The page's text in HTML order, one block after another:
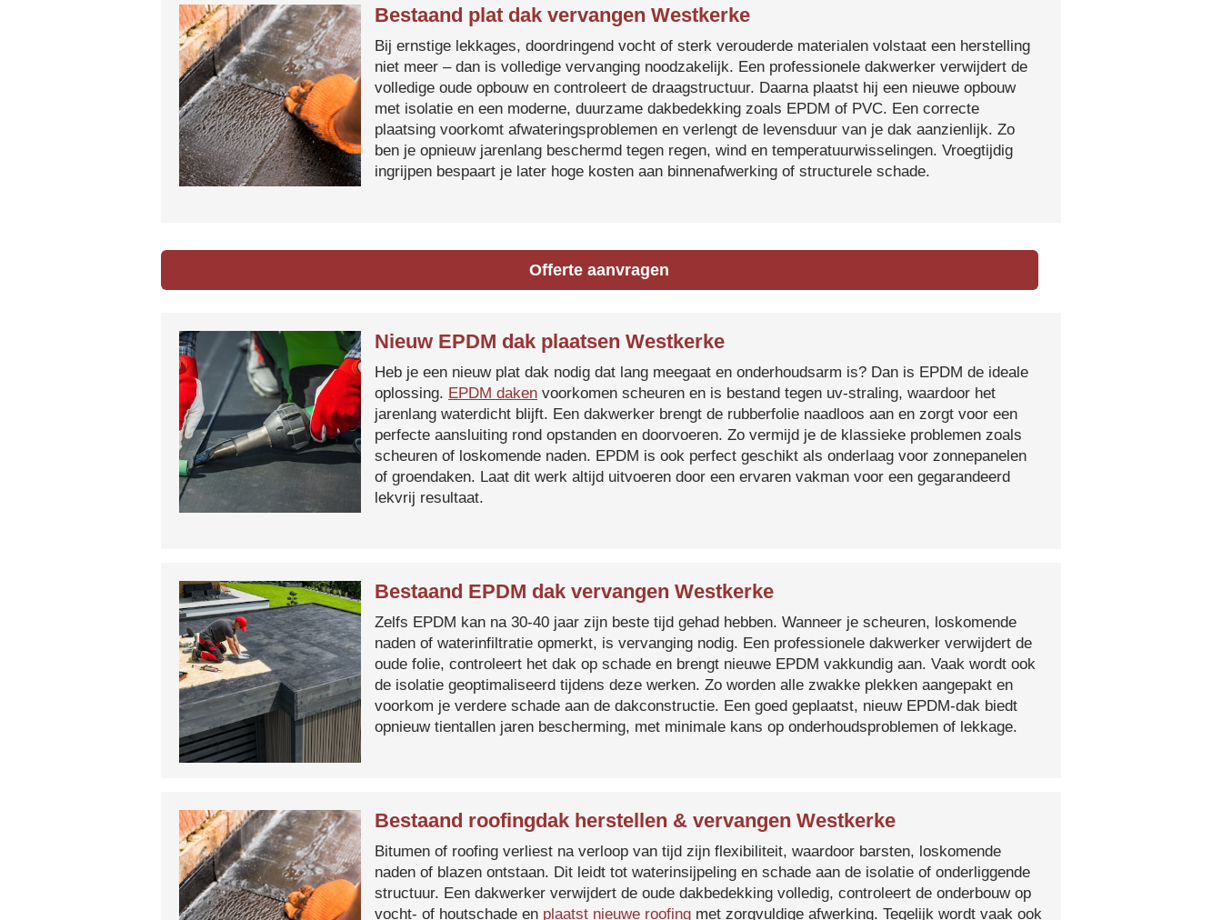
Bestaand plat dak vervangen Westkerke
Bij ernstige lekkages, doordringend vocht of sterk verouderde materialen volstaat een herstelling
niet meer – dan is volledige vervanging noodzakelijk. Een professionele dakwerker verwijdert de
volledige oude opbouw en controleert de draagstructuur. Daarna plaatst hij een nieuwe opbouw
met isolatie en een moderne, duurzame dakbedekking zoals EPDM of PVC. Een correcte
plaatsing voorkomt afwateringsproblemen en verlengt de levensduur van je dak aanzienlijk. Zo
ben je opnieuw jarenlang beschermd tegen regen, wind en temperatuurwisselingen. Vroegtijdig
ingrijpen bespaart je later hoge kosten aan binnenafwerking of structurele schade.
Offerte aanvragen
Nieuw EPDM dak plaatsen Westkerke
Heb je een nieuw plat dak nodig dat lang meegaat en onderhoudsarm is? Dan is EPDM de ideale
oplossing. EPDM daken voorkomen scheuren en is bestand tegen uv-straling, waardoor het
jarenlang waterdicht blijft. Een dakwerker brengt de rubberfolie naadloos aan en zorgt voor een
perfecte aansluiting rond opstanden en doorvoeren. Zo vermijd je de klassieke problemen zoals
scheuren of loskomende naden. EPDM is ook perfect geschikt als onderlaag voor zonnepanelen
of groendaken. Laat dit werk altijd uitvoeren door een ervaren vakman voor een gegarandeerd
lekvrij resultaat.
Bestaand EPDM dak vervangen Westkerke
Zelfs EPDM kan na 30-40 jaar zijn beste tijd gehad hebben. Wanneer je scheuren, loskomende
naden of waterinfiltratie opmerkt, is vervanging nodig. Een professionele dakwerker verwijdert de
oude folie, controleert het dak op schade en brengt nieuwe EPDM vakkundig aan. Vaak wordt ook
de isolatie geoptimaliseerd tijdens deze werken. Zo worden alle zwakke plekken aangepakt en
voorkom je verdere schade aan de dakconstructie. Een goed geplaatst, nieuw EPDM-dak biedt
opnieuw tientallen jaren bescherming, met minimale kans op onderhoudsproblemen of lekkage.
Bestaand roofingdak herstellen & vervangen Westkerke
Bitumen of roofing verliest na verloop van tijd zijn flexibiliteit, waardoor barsten, loskomende
naden of blazen ontstaan. Dit leidt tot waterinsijpeling en schade aan de isolatie of onderliggende
structuur. Een dakwerker verwijdert de oude dakbedekking volledig, controleert de onderbouw op
vocht- of houtschade en plaatst nieuwe roofing met zorgvuldige afwerking. Tegelijk wordt vaak ook